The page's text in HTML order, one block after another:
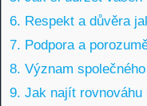
6. Respekt a důvěra
7. Podpora a
8. Význam
9. Jak najít rovnováhu